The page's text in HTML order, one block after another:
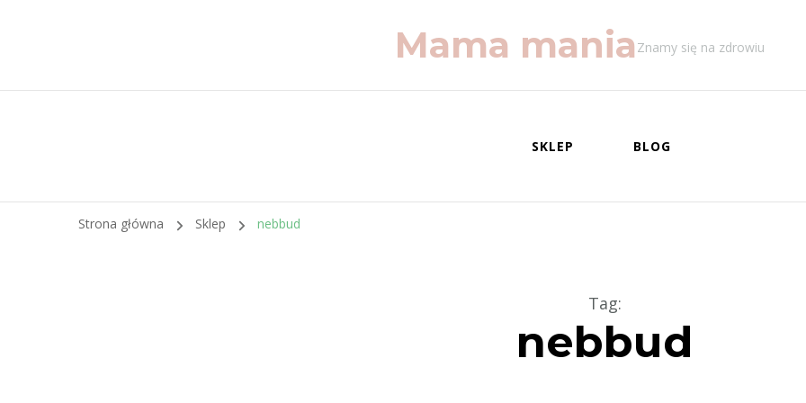
Mama mania Znamy się na zdrowiu
SKLEP BLOG
Strona główna Sklep nebbud
Tag:
nebbud